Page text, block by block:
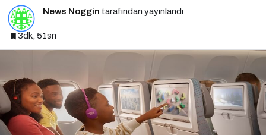
News Noggin tarafından yayınlandı
3dk, 51sn